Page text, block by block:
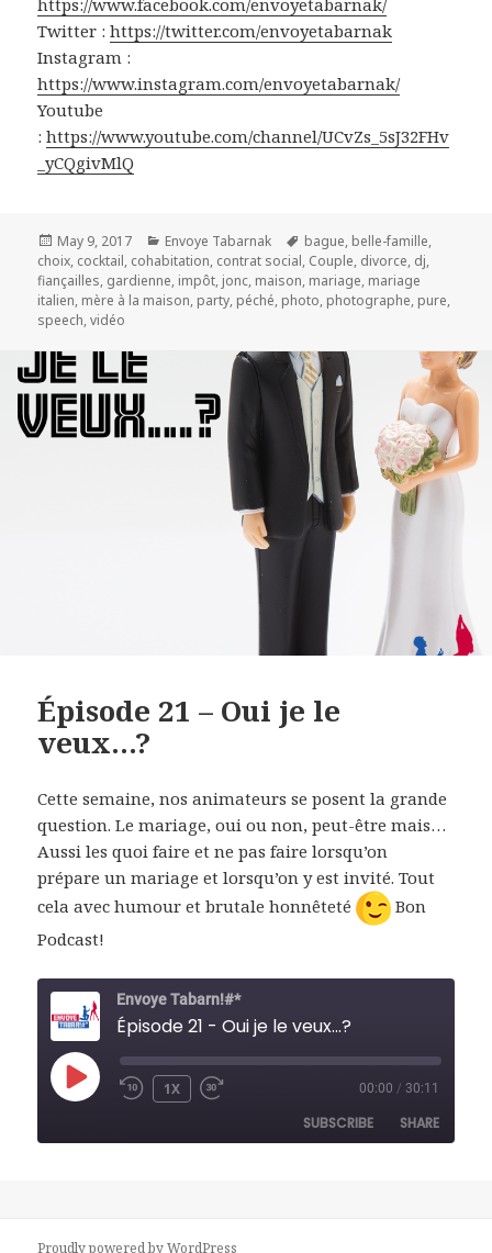
Twitter :https://twitter.com/envoyetabarnak
Instagram :
https://www.instagram.com/envoyetabarnak/
Youtube
:https://www.youtube.com/channel/UCvZs_5sJ32FHv
_yCQgivMlQ
Posted
on
May 9, 2017 Categories
Envoye Tabarnak Tags
bague, belle-famille,
choix, cocktail, cohabitation, contrat social, Couple, divorce, dj,
fiançailles, gardienne, impôt, jonc, maison, mariage, mariage
italien, mère à la maison, party, péché, photo, photographe, pure,
speech,vidéo
Épisode 21 – Oui je le
veux…?
Cette semaine, nos animateurs se posent la grande
question. Le mariage, oui ou non, peut-être mais…
Aussi les quoi faire et ne pas faire lorsqu’on
prépare un mariage et lorsqu’on y est invité. Tout
cela avec humour et brutale honnêteté
Bon
Podcast!
Envoye Tabarn!#*
Épisode 21 - Oui je le veux...?
PLAY
EPISODE REWIND
1X
FAST
00:00 / 30:11
SUBSCRIBE SHARE
Proudly powered by WordPress